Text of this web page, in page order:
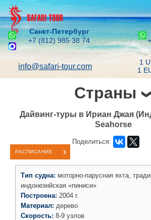
Санкт-Петербург
+7 (812) 985 38 74
info@safari-tour.com
1
1
Страны
Дайвинг-туры в Ириан Джая
Seahorse
Поделиться:
РАСПИСАНИЕ
Тип судна: моторно-парусная яхта,
индонезийская «пиниси»
Построена: 2004 г.
Материал: дерево
Скорость: 8-9 узлов